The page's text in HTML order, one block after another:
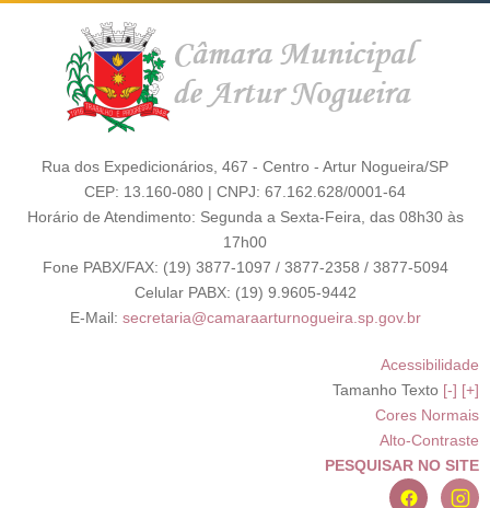
Rua dos Expedicionários, 467 - Centro - Artur Nogueira/SP
CEP: 13.160-080 | CNPJ: 67.162.628/0001-64
Horário de Atendimento: Segunda a Sexta-Feira, das 08h30 às
17h00
Fone PABX/FAX: (19) 3877-1097 / 3877-2358 / 3877-5094
Celular PABX: (19) 9.9605-9442
E-Mail: secretaria@camaraarturnogueira.sp.gov.br
Acessibilidade
Tamanho Texto [-] [+]
Cores Normais
Alto-Contraste
PESQUISAR NO SITE